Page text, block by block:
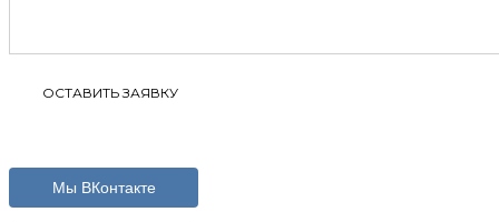
Мы ВКонтакте